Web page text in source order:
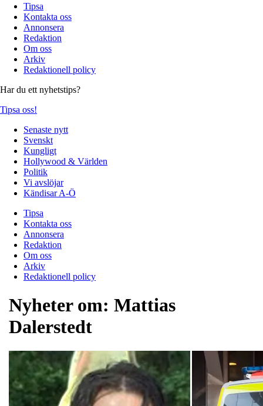
Tipsa
Kontakta oss
Annonsera
Redaktion
Om oss
Arkiv
Redaktionell policy
Har du ett nyhetstips?
Tipsa oss!
Senaste nytt
Svenskt
Kungligt
Hollywood & Världen
Politik
Vi avslöjar
Kändisar A-Ö
Tipsa
Kontakta oss
Annonsera
Redaktion
Om oss
Arkiv
Redaktionell policy
Nyheter om: Mattias
Dalerstedt